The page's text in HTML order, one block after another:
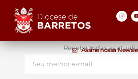
Assine nossa
Receba todas as